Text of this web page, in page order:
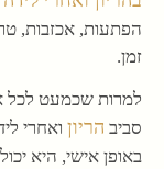
הפתעות, אכזבות,
זמן.
למרות שכמעט לכל
סביב הריון ואחרי
באופן אישי, היא